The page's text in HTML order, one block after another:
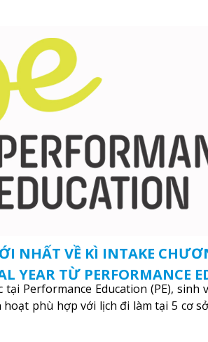
NHẤT VỀ KÌ INTAKE
YEAR TỪ PERFORMANCE
Performance Education (PE), sinh
hoạt phù hợp với lịch đi làm tại 5 cơ